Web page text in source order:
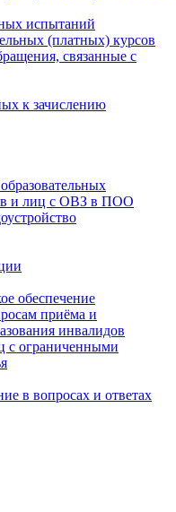
испытаний
(платных) курсов
связанные с
к зачислению
и лиц с ОВЗ в ПОО
обеспечение
приёма и
инвалидов
с ограниченными
в вопросах и ответах